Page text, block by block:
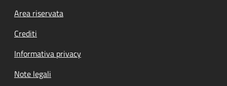
Footer menu
Area riservata
Crediti
Informativa privacy
Note legali